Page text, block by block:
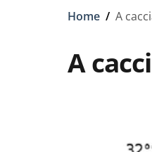
Briciole di pane
Home / A
A